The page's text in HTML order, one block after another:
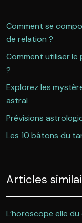
Comment se
de relation ?
Comment utiliser
?
Explorez les
astral
Prévisions
Les 10 bâtons du
Articles
L’horoscope elle